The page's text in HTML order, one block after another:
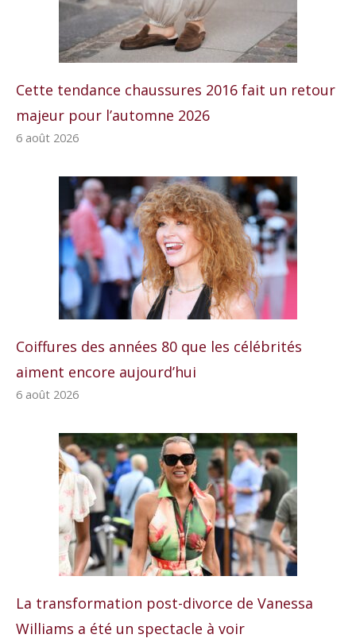
Cette tendance chaussures 2016 fait un retour
majeur pour l’automne 2026
6 août 2026
Coiffures des années 80 que les célébrités
aiment encore aujourd’hui
6 août 2026
La transformation post-divorce de Vanessa
Williams a été un spectacle à voir